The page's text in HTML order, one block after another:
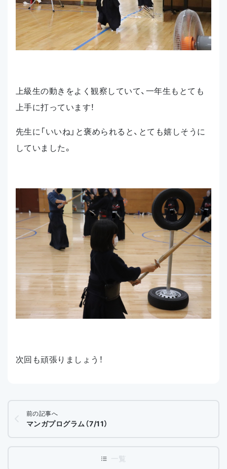
上級生の動きをよく観察していて、一年生もとても
上手に打っています！
先生に「いいね」と褒められると、とても嬉しそうに
していました。
次回も頑張りましょう！
前の記事へ
マンガプログラム（7/11）